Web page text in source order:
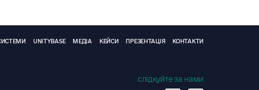
UNITYBASE МЕДІА КЕЙСИ ПРЕЗЕНТАЦІЯ КОНТАКТИ
слідкуйте за нами